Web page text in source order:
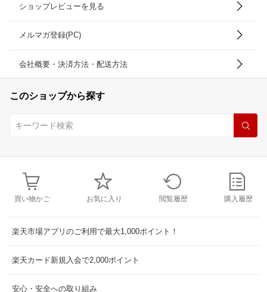
ショップレビューを見る
メルマガ登録(PC)
会社概要・決済方法・配送方法
このショップから探す
買い物かご お気に入り 閲覧履歴 購入履歴
楽天市場アプリのご利用で最大1,000ポイント！
楽天カード新規入会で2,000ポイント
安心・安全への取り組み